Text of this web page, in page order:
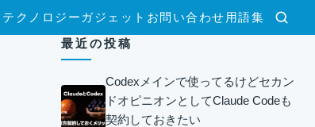
検索
テクノロジー ガジェット お問い合わせ 用語集
最近の投稿
Codexメインで使ってるけどセカン
ドオピニオンとしてClaude Codeも
契約しておきたい